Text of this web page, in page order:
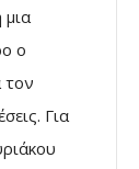
ο
τον
Για